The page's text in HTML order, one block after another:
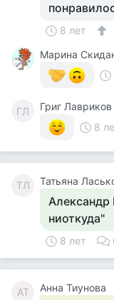
8 лет
Марина
ГЛ
Григ Лавриков
8
ТЛ Татьяна
Александр
ниоткуда"
8 лет
АТ Анна Тиунова